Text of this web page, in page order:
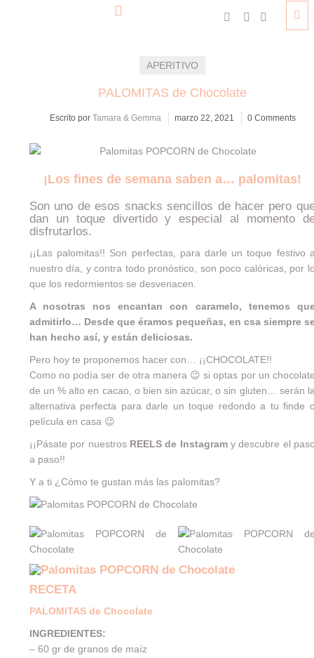
APERITIVO
PALOMITAS de Chocolate
Escrito porTamara & Gemma marzo 22, 2021 0 Comments
¡Los fines de semana saben a… palomitas!
Son uno de esos snacks sencillos de hacer pero
dan un toque divertido y especial al momento
disfrutarlos.
¡¡Las palomitas!! Son perfectas, para darle un toque festivo
nuestro día, y contra todo pronóstico, son poco calóricas, por
que los redormientos se desvenacen.
A nosotras nos encantan con caramelo, tenemos
admitirlo… Desde que éramos pequeñas, en csa siempre
han hecho así, y están deliciosas.
Pero hoy te proponemos hacer con… ¡¡CHOCOLATE!!
Como no podía ser de otra manera 😉 si optas por un
de un % alto en cacao, o bien sin azúcar, o sin gluten… serán
alternativa perfecta para darle un toque redondo a tu finde
película en casa 😉
¡¡Pásate por nuestros REELS de Instagramy descubre el
a paso!!
Y a ti ¿Cómo te gustan más las palomitas?
RECETA
PALOMITAS de Chocolate
INGREDIENTES:
– 60 gr de granos de maíz